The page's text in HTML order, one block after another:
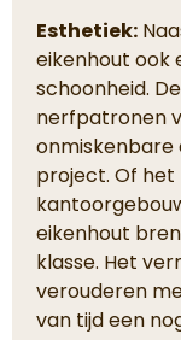
Esthetiek:
eikenhout ook
schoonheid.
nerfpatronen
onmiskenbare
project. Of
eikenhout
klasse. Het
verouderen
van tijd een